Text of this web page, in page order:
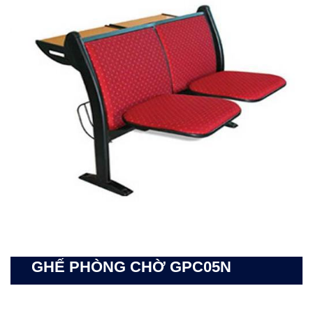
GHẾ PHÒNG CHỜ GPC05N